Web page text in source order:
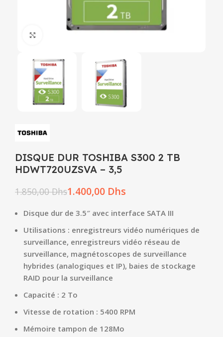
DISQUE DUR TOSHIBA S300 2 TB
HDWT720UZSVA – 3,5
1.850,00Dhs1.400,00 Dhs
Disque dur de 3.5″ avec interface SATA III
Utilisations : enregistreurs vidéo numériques de
surveillance, enregistreurs vidéo réseau de
surveillance, magnétoscopes de surveillance
hybrides (analogiques et IP), baies de stockage
RAID pour la surveillance
Capacité : 2 To
Vitesse de rotation : 5400 RPM
Mémoire tampon de 128Mo